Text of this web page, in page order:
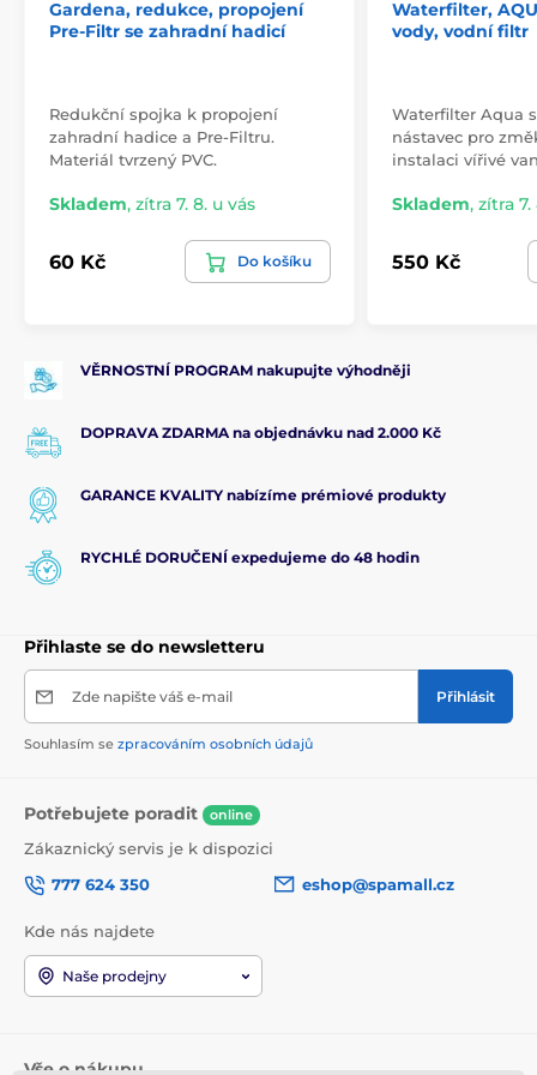
Upozornění: při použití - napouštění vody skrz tuto
"změkčovací" kartuši, neotevírejte kohoutek doširoka,
musí mezi jednotlivými použitími zůstat mokrý. Po
dokončení plnění vířivky nezapomeňte nasadit
koncové uzávěry.
Gardena, redukce, propojení
Pre-Filtr se zahradní hadicí
Redukční spojka k propojení
zahradní hadice a Pre-Filtru.
Materiál tvrzený PVC.
Skladem, zítra 7. 8. u vás
60 Kč Do košíku
Waterfilter,
vody, vodní filtr
Waterfilter Aqua
nástavec pro
instalaci vířivé
Skladem, zítra 7.
550 Kč
VĚRNOSTNÍ PROGRAM nakupujte výhodněji
DOPRAVA ZDARMA na objednávku nad 2.000 Kč
GARANCE KVALITY nabízíme prémiové produkty
RYCHLÉ DORUČENÍ expedujeme do 48 hodin
Přihlaste se do newsletteru
Zde napište váš e-mail Přihlásit
Souhlasím se zpracováním osobních údajů
Potřebujete poradit online
Zákaznický servis je k dispozici
777 624 350
eshop@spamall.cz
Kde nás najdete
Naše prodejny
Vše o nákupu